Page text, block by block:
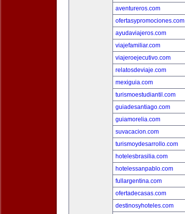
aventureros.com
ofertasypromociones.com
ayudaviajeros.com
viajefamiliar.com
viajeroejecutivo.com
relatosdeviaje.com
mexiguia.com
turismoestudiantil.com
guiadesantiago.com
guiamorelia.com
suvacacion.com
turismoydesarrollo.com
hotelesbrasilia.com
hotelessanpablo.com
fullargentina.com
ofertadecasas.com
destinosyhoteles.com